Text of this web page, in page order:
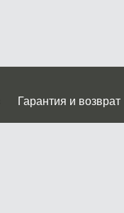
Гарантия и возврат